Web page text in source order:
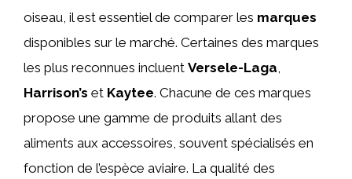
oiseau, il est essentiel de comparer les marques
disponibles sur le marché. Certaines des marques
les plus reconnues incluent Versele-Laga,
Harrison’s et Kaytee. Chacune de ces marques
propose une gamme de produits allant des
aliments aux accessoires, souvent spécialisés en
fonction de l’espèce aviaire. La qualité des